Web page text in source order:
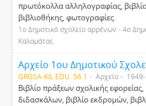
πρωτόκολλα αλληλογραφίας,
βιβλιοθήκης, φωτογραφίες.
1ο Δημοτικό σχολείο αρρένων - 4ο
Καλαμάτας
Αρχείο 1ου Δημοτικού
GRGSA-KIL EDU. 56.1 Αρχείο
Βιβλίο πράξεων σχολικής
διδασκάλων, βιβλίο εκδρομών,